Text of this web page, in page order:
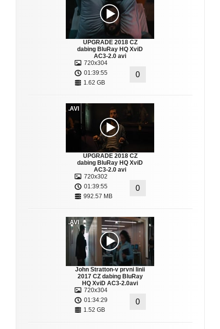
UPGRADE 2018 CZ
dabing BluRay HQ XviD
AC3-2.0 avi
720x304
01:39:55
1.62 GB
0
.AVI
UPGRADE 2018 CZ
dabing BluRay HQ XviD
AC3-2.0 avi
720x302
01:39:55
992.57 MB
0
.AVI
John Stratton-v prvni linii
2017 CZ dabing BluRay
HQ XviD AC3-2.0avi
720x304
01:34:29
1.52 GB
0